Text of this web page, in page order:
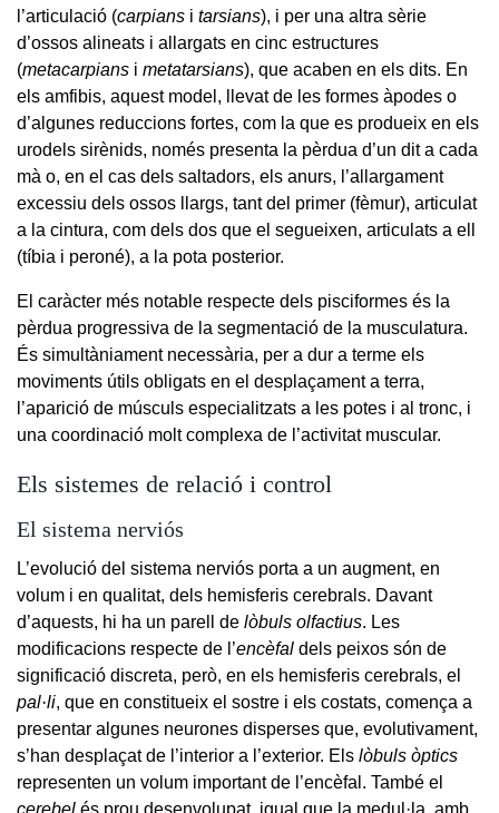
l’articulació (carpians i tarsians), i per una altra sèrie
d’ossos alineats i allargats en cinc estructures
(metacarpians i metatarsians), que acaben en els dits. En
els amfibis, aquest model, llevat de les formes àpodes o
d’algunes reduccions fortes, com la que es produeix en els
urodels sirènids, només presenta la pèrdua d’un dit a cada
mà o, en el cas dels saltadors, els anurs, l’allargament
excessiu dels ossos llargs, tant del primer (fèmur), articulat
a la cintura, com dels dos que el segueixen, articulats a ell
(tíbia i peroné), a la pota posterior.
El caràcter més notable respecte dels pisciformes és la
pèrdua progressiva de la segmentació de la musculatura.
És simultàniament necessària, per a dur a terme els
moviments útils obligats en el desplaçament a terra,
l’aparició de músculs especialitzats a les potes i al tronc, i
una coordinació molt complexa de l’activitat muscular.
Els sistemes de relació i control
El sistema nerviós
L’evolució del sistema nerviós porta a un augment, en
volum i en qualitat, dels hemisferis cerebrals. Davant
d’aquests, hi ha un parell de lòbuls olfactius. Les
modificacions respecte de l’encèfal dels peixos són de
significació discreta, però, en els hemisferis cerebrals, el
pal·li, que en constitueix el sostre i els costats, comença a
presentar algunes neurones disperses que, evolutivament,
s’han desplaçat de l’interior a l’exterior. Els lòbuls òptics
representen un volum important de l’encèfal. També el
cerebel és prou desenvolupat, igual que la medul·la, amb